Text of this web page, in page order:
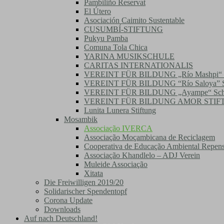
Pambiliño Reservat
El Útero
Asociación Caimito Sustentable
CUSUMBÍ-STIFTUNG
Pukyu Pamba
Comuna Tola Chica
YARINA MUSIKSCHULE
CARITAS INTERNATIONALIS
VEREINT FÜR BILDUNG „Río Mashpi“
VEREINT FÜR BILDUNG “Río Saloya”
VEREINT FÜR BILDUNG „Ayampe“
VEREINT FÜR BILDUNG AMOR
Lunita Lunera Stiftung
Mosambik
Associação IVERCA
Associação Moçambicana de Reciclagem
Cooperativa de Educação Ambiental
Associação Khandlelo – ADJ Verein
Muleide Associação
Xitata
Die Freiwilligen 2019/20
Solidarischer Spendentopf
Corona Update
Downloads
Auf nach Deutschland!